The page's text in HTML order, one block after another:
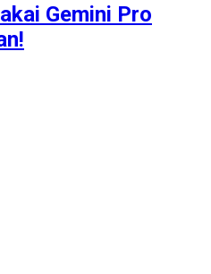
Gemini Pro